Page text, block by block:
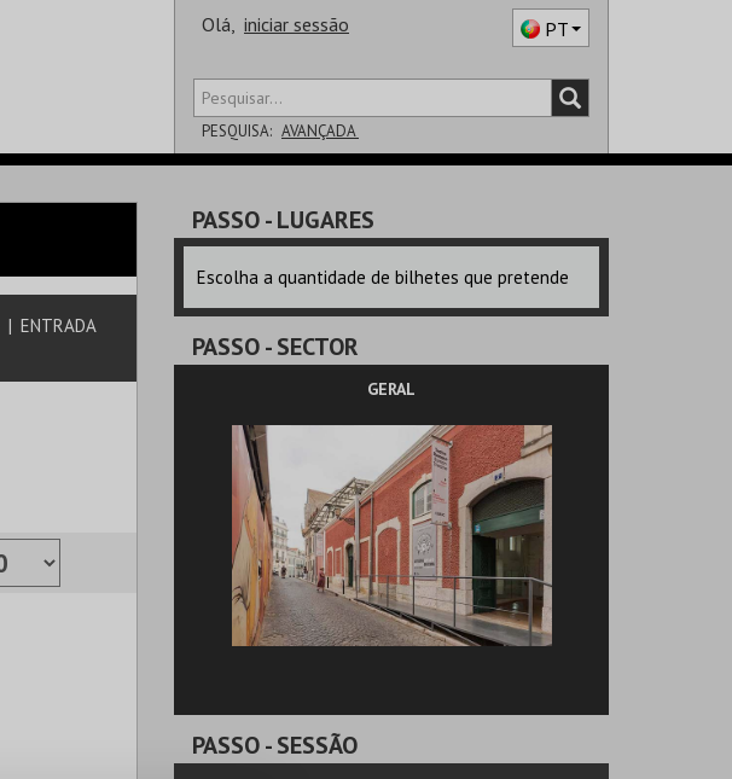
Olá, iniciar sessão PT
PESQUISA: AVANÇADA
SALA
| ENTRADA
PASSO- LUGARES
Escolha a quantidade de bilhetes que pretende
PASSO- SECTOR
GERAL
PASSO- SESSÃO